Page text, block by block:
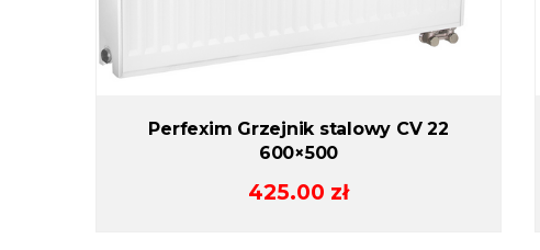
Perfexim Grzejnik stalowy CV 22
600×500
425.00 zł